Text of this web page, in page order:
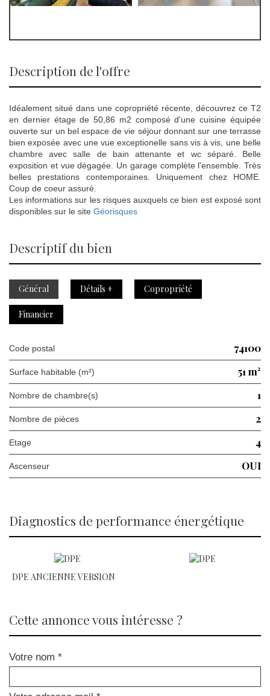
description de l'offre
Idéalement situé dans une copropriété récente, découvrez ce T2
en dernier étage de 50,86 m2 composé d'une cuisine équipée
ouverte sur un bel espace de vie séjour donnant sur une terrasse
bien exposée avec une vue exceptionelle sans vis à vis, une belle
chambre avec salle de bain attenante et wc séparé. Belle
exposition et vue dégagée. Un garage complète l'ensemble. Très
belles prestations contemporaines. Uniquement chez HOME.
Coup de coeur assuré.
Les informations sur les risques auxquels ce bien est exposé sont
disponibles sur le site Géorisques
descriptif du bien
Général Détails + Copropriété
Financier
Code postal 74100
Surface habitable (m²) 51 m²
Nombre de chambre(s) 1
Nombre de pièces 2
Etage 4
Ascenseur OUI
diagnostics de performance énergétique
DPE ANCIENNE VERSION
cette annonce vous intéresse ?
Votre nom *